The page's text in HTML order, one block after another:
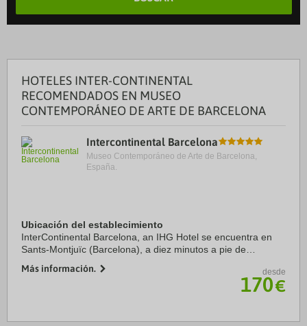
HOTELES INTER-CONTINENTAL
RECOMENDADOS EN MUSEO
CONTEMPORÁNEO DE ARTE DE BARCELONA
Intercontinental Barcelona
Museo Contemporáneo de Arte de Barcelona,
España.
Ubicación del establecimiento
InterContinental Barcelona, an IHG Hotel se encuentra en
Sants-Montjuïc (Barcelona), a diez minutos a pie de
se encuentra a 0,4 km de Mercado de las ...
Más información. desde
170€